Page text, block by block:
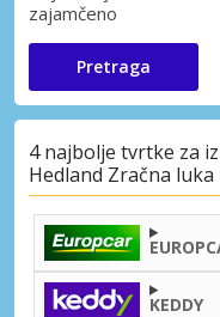
zajamčeno
Pretraga
4 najbolje tvrtke za
Hedland Zračna luka
KEDDY